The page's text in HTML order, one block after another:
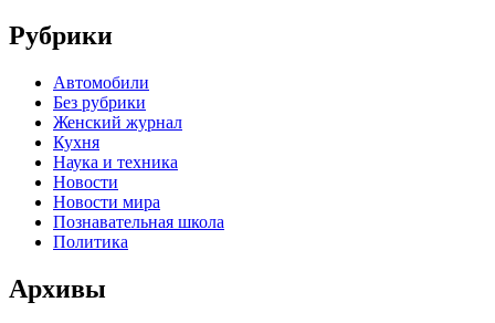
Рубрики
Автомобили
Без рубрики
Женский журнал
Кухня
Наука и техника
Новости
Новости мира
Познавательная школа
Политика
Архивы